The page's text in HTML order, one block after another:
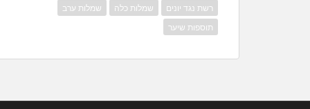
רשת נגד יונים
שמלות כלה
שמלות ערב
תוספות שיער